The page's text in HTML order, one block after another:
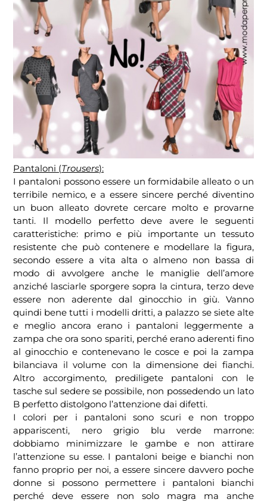
Pantaloni (Trousers):
I pantaloni possono essere un formidabile alleato o un
terribile nemico, e a essere sincere perché diventino
un buon alleato dovrete cercare molto e provarne
tanti. Il modello perfetto deve avere le seguenti
caratteristiche: primo e più importante un tessuto
resistente che può contenere e modellare la figura,
secondo essere a vita alta o almeno non bassa di
modo di avvolgere anche le maniglie dell’amore
anziché lasciarle sporgere sopra la cintura, terzo deve
essere non aderente dal ginocchio in giù. Vanno
quindi bene tutti i modelli dritti, a palazzo se siete alte
e meglio ancora erano i pantaloni leggermente a
zampa che ora sono spariti, perché erano aderenti fino
al ginocchio e contenevano le cosce e poi la zampa
bilanciava il volume con la dimensione dei fianchi.
Altro accorgimento, prediligete pantaloni con le
tasche sul sedere se possibile, non possedendo un lato
B perfetto distolgono l’attenzione dai difetti.
I colori per i pantaloni sono scuri e non troppo
appariscenti, nero grigio blu verde marrone:
dobbiamo minimizzare le gambe e non attirare
l’attenzione su esse. I pantaloni beige e bianchi non
fanno proprio per noi, a essere sincere davvero poche
donne si possono permettere i pantaloni bianchi
perché deve essere non solo magra ma anche